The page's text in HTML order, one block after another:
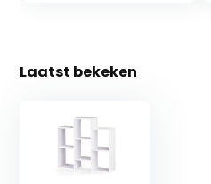
Laatst bekeken